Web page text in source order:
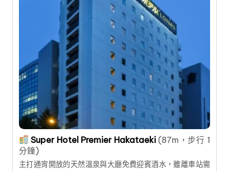
Super Hotel Premier Hakataeki (87m，步行 1
分鐘)
主打通宵開放的天然溫泉與大廳免費迎賓酒水，雖離車站需